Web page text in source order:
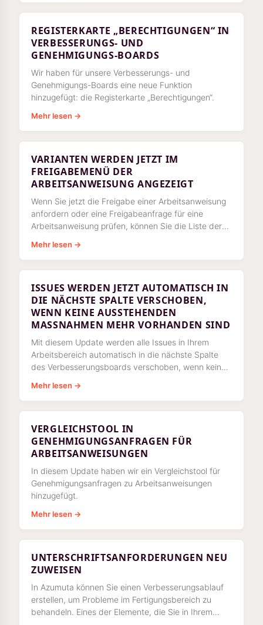
REGISTERKARTE „BERECHTIGUNGEN“ IN
VERBESSERUNGS- UND
GENEHMIGUNGS-BOARDS
Wir haben für unsere Verbesserungs- und
Genehmigungs-Boards eine neue Funktion
hinzugefügt: die Registerkarte „Berechtigungen“.
Mehr lesen →
VARIANTEN WERDEN JETZT IM
FREIGABEMENÜ DER
ARBEITSANWEISUNG ANGEZEIGT
Wenn Sie jetzt die Freigabe einer Arbeitsanweisung
anfordern oder eine Freigabeanfrage für eine
Arbeitsanweisung prüfen, können Sie die Liste der
Mehr lesen →
ISSUES WERDEN JETZT AUTOMATISCH IN
DIE NÄCHSTE SPALTE VERSCHOBEN,
WENN KEINE AUSSTEHENDEN
MASSNAHMEN MEHR VORHANDEN SIND
Mit diesem Update werden alle Issues in Ihrem
Arbeitsbereich automatisch in die nächste Spalte
des Verbesserungsboards verschoben, wenn keine
Mehr lesen →
VERGLEICHSTOOL IN
GENEHMIGUNGSANFRAGEN FÜR
ARBEITSANWEISUNGEN
In diesem Update haben wir ein Vergleichstool für
Genehmigungsanfragen zu Arbeitsanweisungen
hinzugefügt.
Mehr lesen →
UNTERSCHRIFTSANFORDERUNGEN NEU
ZUWEISEN
In Azumuta können Sie einen Verbesserungsablauf
erstellen, um Probleme im Fertigungsbereich zu
behandeln. Eines der Elemente, die Sie in Ihrem